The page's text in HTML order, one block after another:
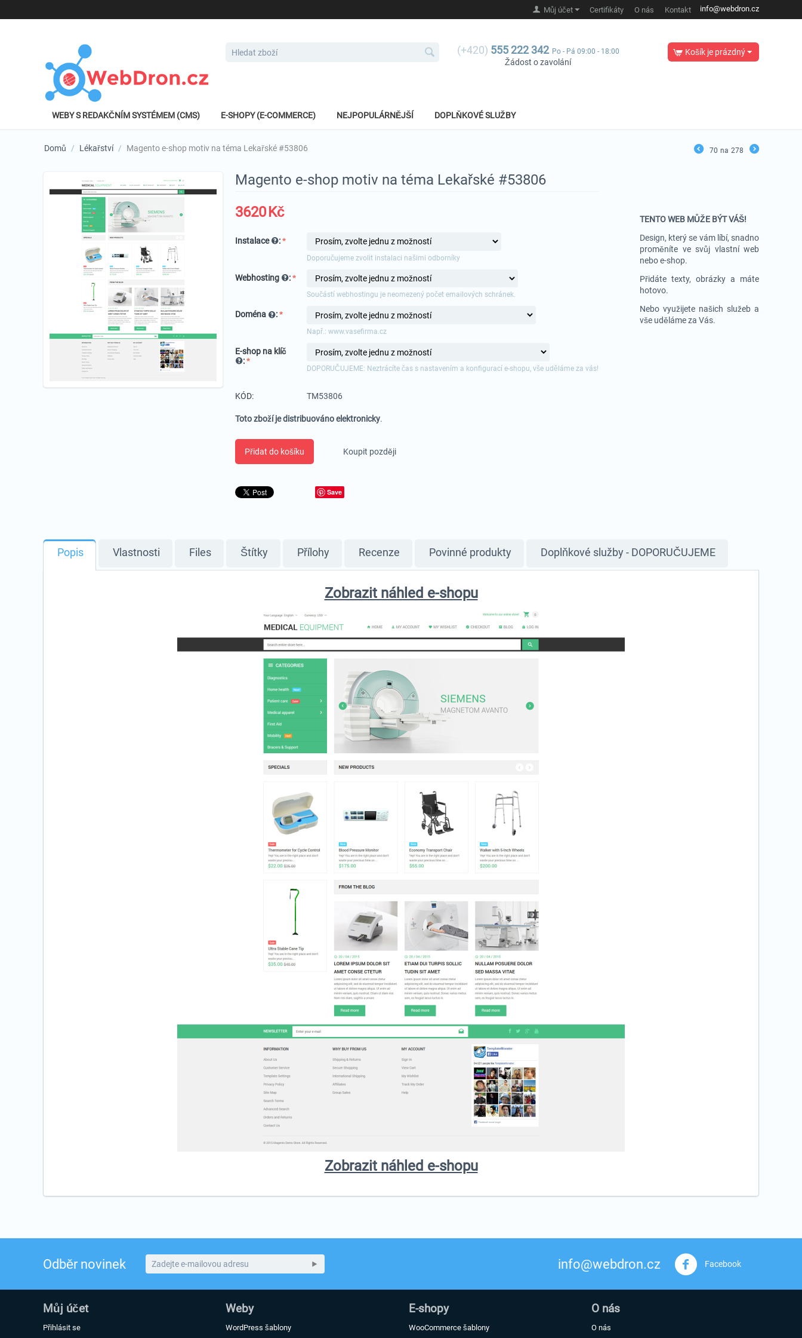
info@webdron.cz
Certifikáty O nás Kontakt
Můj účet
(+420) 555 222 342 Po - Pá 09:00 - 18:00
Žádost o zavolání
Košík je prázdný
WEBY S REDAKČNÍM SYSTÉMEM (CMS) E-SHOPY (E-COMMERCE) NEJPOPULÁRNĚJŠÍ DOPLŇKOVÉ SLUŽBY
Domů / Lékařství / Magento e-shop motiv na téma Lekařské #53806 70 na 278
Magento e-shop motiv na téma Lekařské #53806
TENTO WEB MŮŽE BÝT VÁŠ!
Design, který se vám líbí, snadno
proměníte ve svůj vlastní web
nebo e-shop.
Přidáte texty, obrázky a máte
hotovo.
Nebo využijete našich služeb a
vše uděláme za Vás.
3620Kč
Instalace :
Doporučujeme zvolit instalaci našimi odborníky
Webhosting :
Součástí webhostingu je neomezený počet emailových schránek.
Doména :
Např.: www.vasefirma.cz
E-shop na klíč
:
DOPORUČUJEME: Neztrácíte čas s nastavením a konfigurací e-shopu, vše uděláme za vás!
KÓD: TM53806
Toto zboží je distribuováno elektronicky.
Přidat do košíku Koupit později
Save
Popis Vlastnosti Files Štítky Přílohy Recenze Povinné produkty Doplňkové služby - DOPORUČUJEME
Zobrazit náhled e-shopu
Zobrazit náhled e-shopu
Odběr novinek info@webdron.cz Facebook
Můj účet
Přihlásit se
Weby
WordPress šablony
E-shopy
WooCommerce šablony
O nás
O nás